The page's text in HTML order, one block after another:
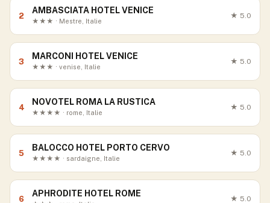
2
AMBASCIATA HOTEL VENICE
★★★ · Mestre, Italie
★ 5.0
3
MARCONI HOTEL VENICE
★★★ · venise, Italie
★ 5.0
4
NOVOTEL ROMA LA RUSTICA
★★★★ · rome, Italie
★ 5.0
5
BALOCCO HOTEL PORTO CERVO
★★★★ · sardaigne, Italie
★ 5.0
6
APHRODITE HOTEL ROME
★ 5.0